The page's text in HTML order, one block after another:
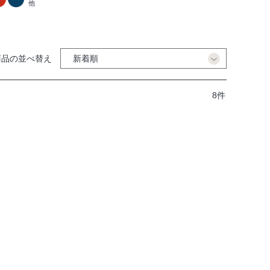
他
の並べ替え
8件